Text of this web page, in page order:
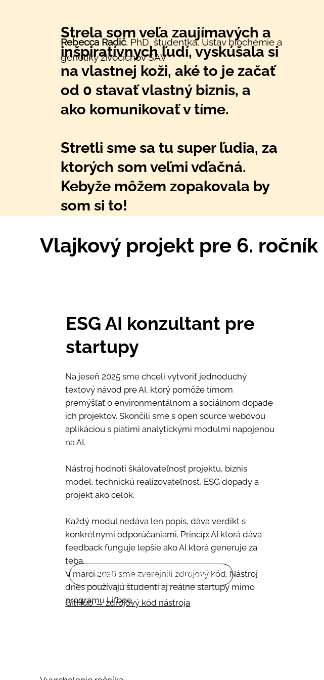
Strela som veľa zaujímavých a
inšpiratívnych ľudí, vyskúšala si
na vlastnej koži, aké to je začať
od 0 stavať vlastný biznis, a
ako komunikovať v tíme.
Stretli sme sa tu super ľudia, za
ktorých som veľmi vďačná.
Kebyže môžem zopakovala by
som si to!
Rebecca Radič, PhD. študentka, Ústav biochémie a
genetiky živočíchov SAV
Vlajkový projekt pre 6. ročník
ESG AI konzultant pre
startupy
Na jeseň 2025 sme chceli vytvoriť jednoduchý
textový návod pre AI, ktorý pomôže tímom
premýšľať o environmentálnom a sociálnom dopade
ich projektov. Skončili sme s open source webovou
aplikáciou s piatimi analytickými modulmi napojenou
na AI.
Nástroj hodnotí škálovateľnosť projektu, biznis
model, technickú realizovateľnosť, ESG dopady a
projekt ako celok.
Každý modul nedáva len popis, dáva verdikt s
konkrétnymi odporúčaniami. Princíp: AI ktorá dáva
feedback funguje lepšie ako AI ktorá generuje za
teba.
V marci 2026 sme zverejnili zdrojový kód. Nástroj
dnes používajú študenti aj reálne startupy mimo
programu Lifbee.
Podporené grantom ČSOB Nadácie
GitHub → zdrojový kód nástroja